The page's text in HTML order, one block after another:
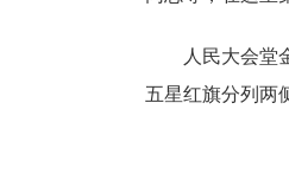
人民大会堂
五星红旗分列两